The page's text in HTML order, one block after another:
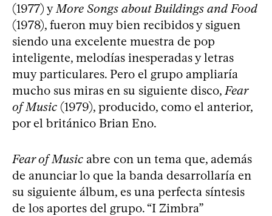
(1977) y More Songs about Buildings and Food
(1978), fueron muy bien recibidos y siguen
siendo una excelente muestra de pop
inteligente, melodías inesperadas y letras
muy particulares. Pero el grupo ampliaría
mucho sus miras en su siguiente disco, Fear
of Music (1979), producido, como el anterior,
por el británico Brian Eno.
Fear of Music abre con un tema que, además
de anunciar lo que la banda desarrollaría en
su siguiente álbum, es una perfecta síntesis
de los aportes del grupo. “I Zimbra”